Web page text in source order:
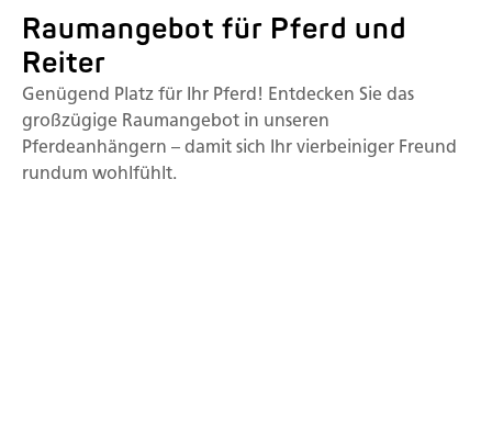
Raumangebot für Pferd und
Reiter
Genügend Platz für Ihr Pferd! Entdecken Sie das
großzügige Raumangebot in unseren
Pferdeanhängern – damit sich Ihr vierbeiniger Freund
rundum wohlfühlt.